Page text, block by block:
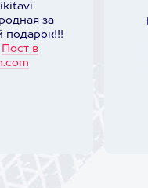
за
подарок!!!
Пост в